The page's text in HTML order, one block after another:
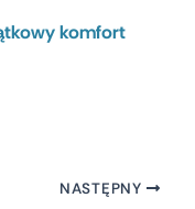
komfort
NASTĘPNY